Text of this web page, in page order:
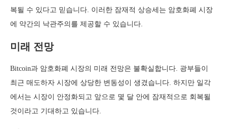
복될 수 있다고 믿습니다. 이러한 잠재적 상승세는 암호화폐 시장
에 약간의 낙관주의를 제공할 수 있습니다.
미래 전망
Bitcoin과 암호화폐 시장의 미래 전망은 불확실합니다. 광부들이
최근 매도하자 시장에 상당한 변동성이 생겼습니다. 하지만 일각
에서는 시장이 안정화되고 앞으로 몇 달 안에 잠재적으로 회복될
것이라고 기대하고 있습니다.